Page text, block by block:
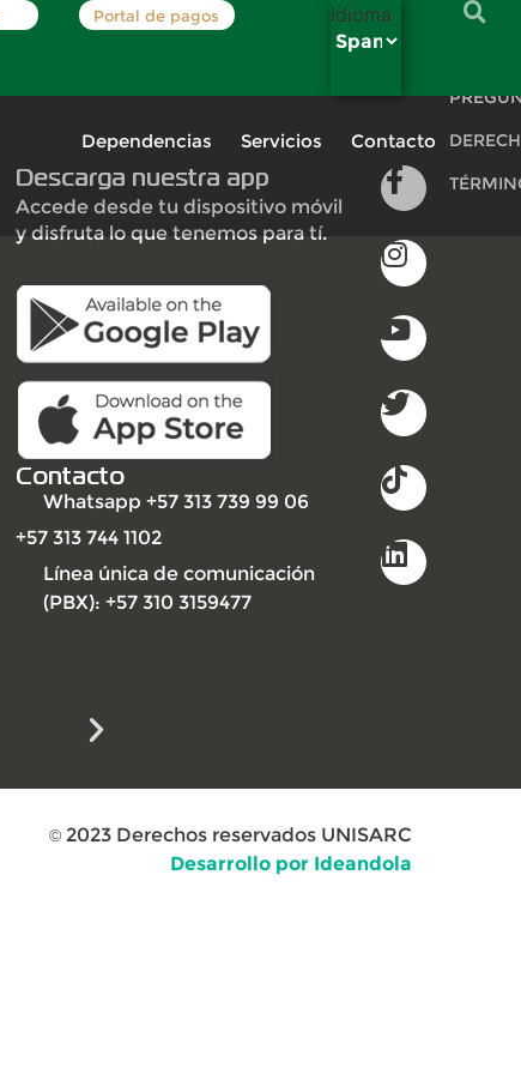
Portal de pagos Idioma
Dependencias Servicios
Contacto
Descarga nuestra app
Accede desde tu dispositivo móvil
y disfruta lo que tenemos para tí.
Contacto
Whatsapp +57 313 739 99 06
+57 313 744 1102
Línea única de comunicación
(PBX): +57 310 3159477
© 2023 Derechos reservados UNISARC
Desarrollo por Ideandola